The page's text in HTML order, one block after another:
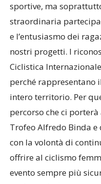
stagione ci ha
sportive, ma
straordinaria
e l’entusiasmo dei
nostri progetti. I
Ciclistica
perché
intero territorio. Per
percorso che ci
Trofeo Alfredo Binda e
con la volontà di
offrire al ciclismo